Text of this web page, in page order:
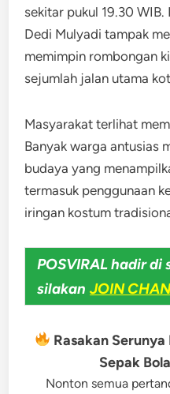
sekitar pukul 19.30
Dedi Mulyadi tampak
memimpin rombongan
sejumlah jalan utama
Masyarakat terlihat
Banyak warga antusias
budaya yang
termasuk penggunaan
iringan kostum
POSVIRAL hadir
silakan JOIN
Rasakan
Sepak
Nonton semua